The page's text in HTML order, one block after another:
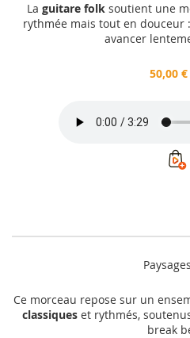
La guitare folk soutient une
rythmée mais tout en
avancer
50,00 €
Ce morceau repose sur un
classiques et rythmés,
break